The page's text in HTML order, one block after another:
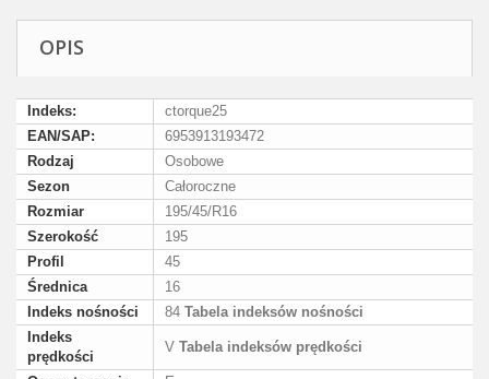
OPIS
Indeks:
ctorque25
EAN/SAP:
6953913193472
Rodzaj
Osobowe
Sezon
Całoroczne
Rozmiar
195/45/R16
Szerokość
195
Profil
45
Średnica
16
Indeks nośności
84 Tabela indeksów nośności
Indeks
prędkości
V Tabela indeksów prędkości